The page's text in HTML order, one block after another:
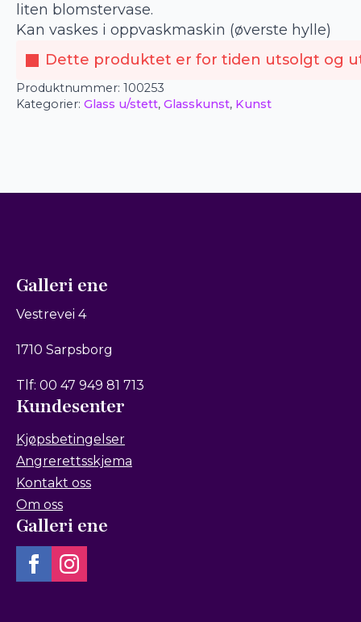
liten blomstervase.
Kan vaskes i oppvaskmaskin (øverste hylle)
Dette produktet er for tiden utsolgt og
Produktnummer: 100253
Kategorier: Glass u/stett, Glasskunst, Kunst
Galleri ene
Vestrevei 4
1710 Sarpsborg
Tlf: 00 47 949 81 713
Kundesenter
Kjøpsbetingelser
Angrerettsskjema
Kontakt oss
Om oss
Galleri ene